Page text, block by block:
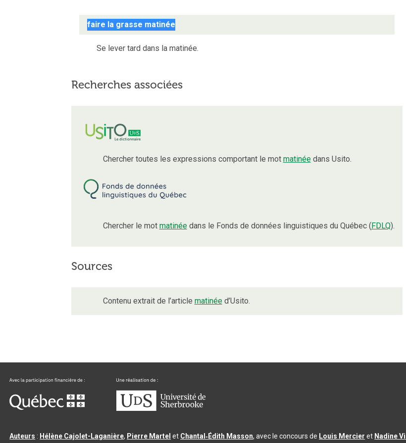
faire la grasse matinée
Se lever tard dans la matinée.
Recherches associées
Chercher toutes les expressions comportant le mot matinéedans Usito.
Chercher le mot matinéedans le Fonds de données linguistiques du Québec (FDLQ).
Sources
Contenu extrait de l’article matinéed’Usito.
Auteurs : Hélène Cajolet-Laganière, Pierre Martel et Chantal‑Édith Masson, avec le concours de Louis Mercier et Nadine